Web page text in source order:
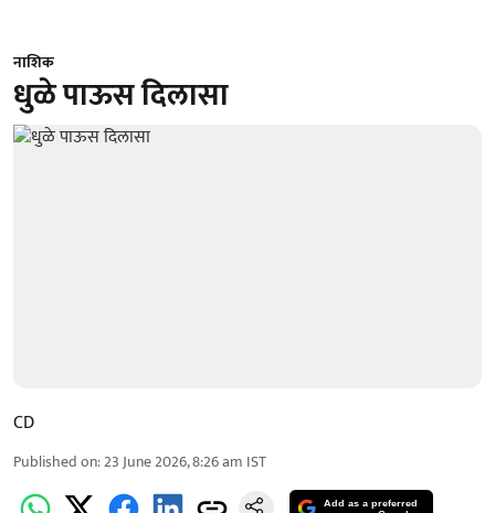
नाशिक
धुळे पाऊस दिलासा
CD
Published on:23 June 2026, 8:26 am IST
Add as a preferred